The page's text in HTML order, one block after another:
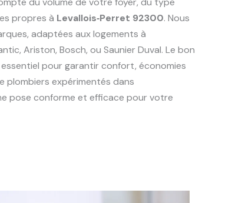
propres à Levallois‑Perret 92300. Nous
adaptées aux logements à
Ariston, Bosch, ou Saunier Duval. Le bon
pour garantir confort, économies
plombiers expérimentés dans
pose conforme et efficace pour votre